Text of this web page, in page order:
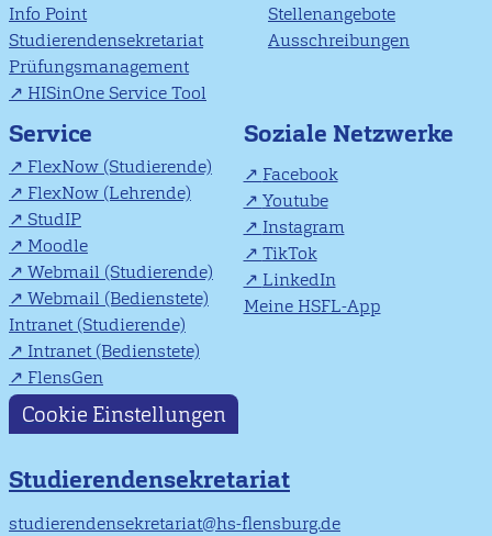
Info Point
Studierendensekretariat
Prüfungsmanagement
HISinOne Service Tool
Stellenangebote
Ausschreibungen
Service
FlexNow (Studierende)
FlexNow (Lehrende)
StudIP
Moodle
Webmail (Studierende)
Webmail (Bedienstete)
Intranet (Studierende)
Intranet (Bedienstete)
FlensGen
Soziale Netzwerke
Facebook
Youtube
Instagram
TikTok
LinkedIn
Meine HSFL-App
Cookie Einstellungen
Studierendensekretariat
studierendensekretariat@hs-flensburg.de